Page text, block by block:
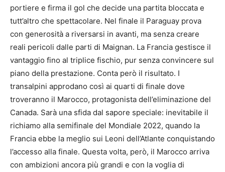
portiere e firma il gol che decide una partita bloccata e
tutt’altro che spettacolare. Nel finale il Paraguay prova
con generosità a riversarsi in avanti, ma senza creare
reali pericoli dalle parti di Maignan. La Francia gestisce il
vantaggio fino al triplice fischio, pur senza convincere sul
piano della prestazione. Conta però il risultato. I
transalpini approdano così ai quarti di finale dove
troveranno il Marocco, protagonista dell’eliminazione del
Canada. Sarà una sfida dal sapore speciale: inevitabile il
richiamo alla semifinale del Mondiale 2022, quando la
Francia ebbe la meglio sui Leoni dell’Atlante conquistando
l’accesso alla finale. Questa volta, però, il Marocco arriva
con ambizioni ancora più grandi e con la voglia di